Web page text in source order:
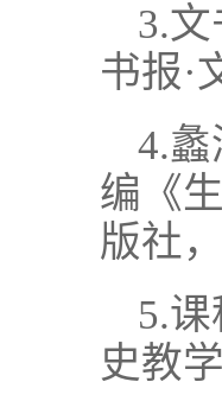
3.
书报·
4.
编《
版社
5.
史教